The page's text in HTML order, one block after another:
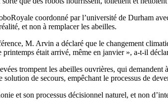
coordonné par l’université de Durham
et non à remplacer les abeilles.
M. Arvin a déclaré que le changement
était arrivé, même en janvier », a-t-il
trompent les abeilles ouvrières, qui
de secours, empêchant le processus de
et son processus décisionnel naturel, et non